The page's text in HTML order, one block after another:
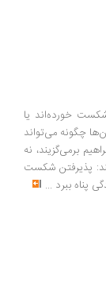
یا
می‌تواند
نه
شکست
ببرد...